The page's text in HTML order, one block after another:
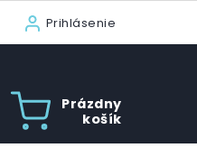
Prihlásenie
Prázdny
košík